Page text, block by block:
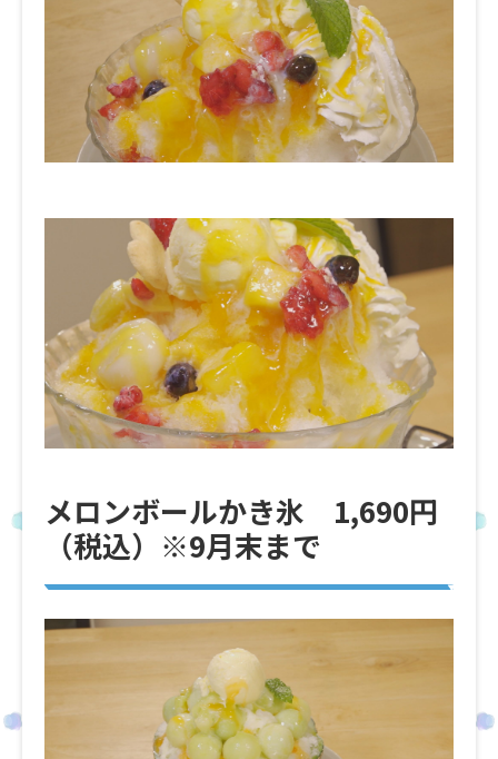
メロンボールかき氷 1,690円
（税込）※9月末まで